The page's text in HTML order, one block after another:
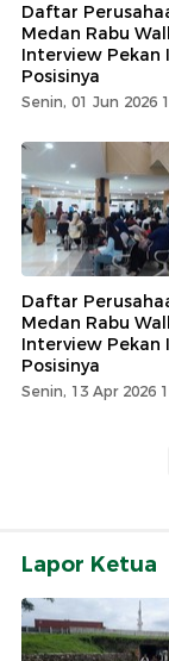
Daftar
Medan Rabu
Interview Pekan
Posisinya
Senin, 01 Jun 2026
Daftar
Medan Rabu
Interview Pekan
Posisinya
Senin, 13 Apr 2026
Lapor Ketua